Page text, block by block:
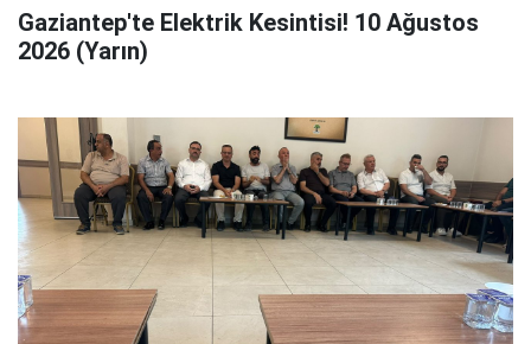
Gaziantep'te Elektrik Kesintisi! 10 Ağustos
2026 (Yarın)